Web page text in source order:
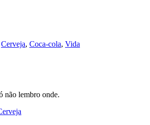
Cerveja, Coca-cola, Vida
não lembro onde.